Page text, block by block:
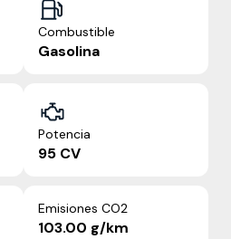
Combustible
Gasolina
Potencia
95 CV
Emisiones CO2
103.00 g/km